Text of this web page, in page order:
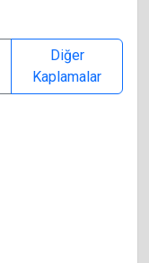
Diğer
Kaplamalar